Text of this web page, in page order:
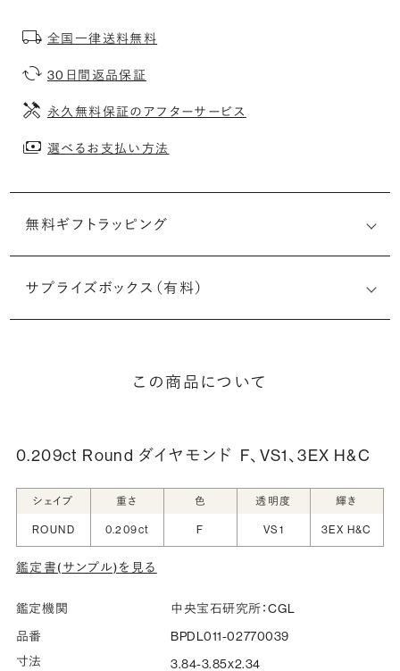
全国一律送料無料
30日間返品保証
永久無料保証のアフターサービス
選べるお支払い方法
無料ギフトラッピング
サプライズボックス（有料）
この商品について
0.209ct Round ダイヤモンド F、VS1、3EX H&C
シェイプ 重さ 色 透明度 輝き
ROUND 0.209ct F VS1 3EX H&C
鑑定書(サンプル)を見る
鑑定機関
中央宝石研究所：CGL
品番
BPDL011-02770039
寸法
3.84-3.85x2.34